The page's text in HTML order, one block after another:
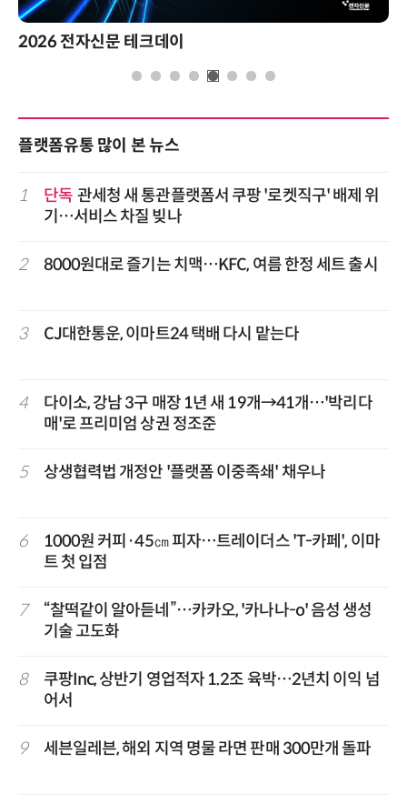
2026 전자신문 테크데이
플랫폼유통 많이 본 뉴스
1 단독 관세청 새 통관플랫폼서 쿠팡 '로켓직구' 배제 위
기…서비스 차질 빚나
2 8000원대로 즐기는 치맥…KFC, 여름 한정 세트 출시
3 CJ대한통운, 이마트24 택배 다시 맡는다
4
다이소, 강남 3구 매장 1년 새 19개→41개…'박리다
매'로 프리미엄 상권 정조준
5 상생협력법 개정안 '플랫폼 이중족쇄' 채우나
6
1000원 커피·45㎝ 피자…트레이더스 'T-카페', 이마
트 첫 입점
7
“찰떡같이 알아듣네”…카카오, '카나나-o' 음성 생성
기술 고도화
8
쿠팡Inc, 상반기 영업적자 1.2조 육박…2년치 이익 넘
어서
9 세븐일레븐, 해외 지역 명물 라면 판매 300만개 돌파